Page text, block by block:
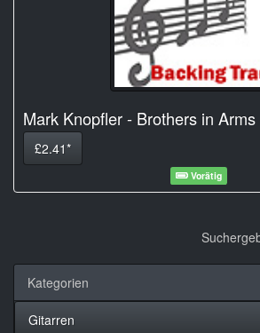
Mark Knopfler - Brothers in Arms
£2.41*
Vorätig
Kategorien
Gitarren